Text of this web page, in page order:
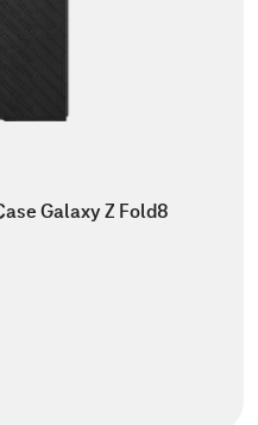
Galaxy Z Fold8